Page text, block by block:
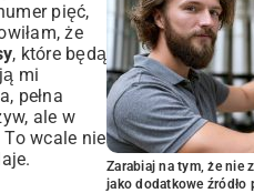
pięć,
że
, które będą
mi
pełna
ale w
To wcale nie
Zarabiaj na tym, że nie
jako dodatkowe